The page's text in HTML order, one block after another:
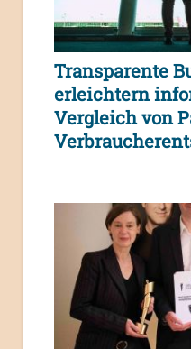
Transparente
erleichtern
Vergleich von